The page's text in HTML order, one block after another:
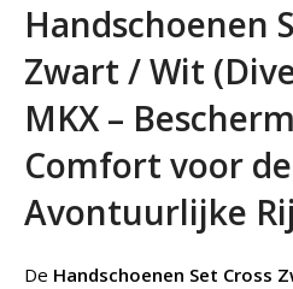
Handschoenen
Zwart / Wit
MKX –
Comfort voor de
Avontuurlijke
De Handschoenen Set Cross